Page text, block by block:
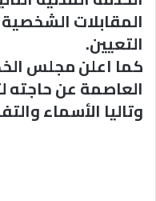
المقابلات
التعيين.
كما اعلن مجلس
العاصمة عن حاجته
وتاليا الأسماء